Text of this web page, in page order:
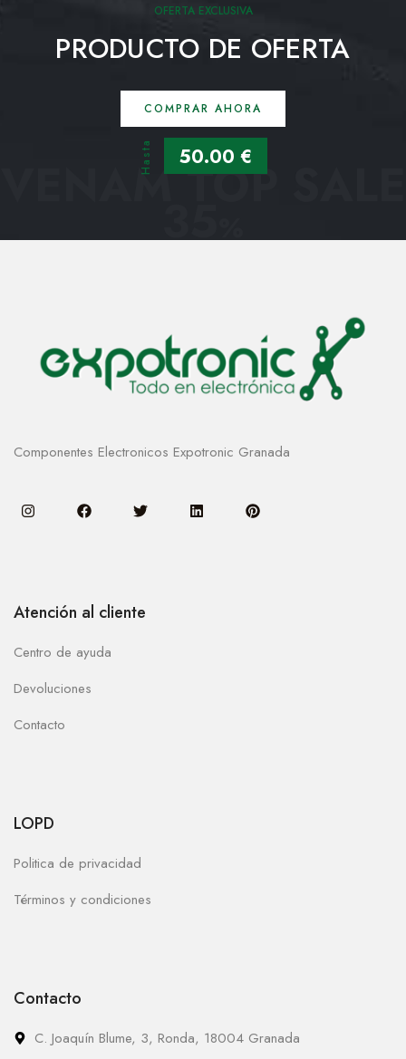
OFERTA EXCLUSIVA
PRODUCTO DE OFERTA
COMPRAR AHORA
Hasta 50.00 €
VENAM TOP SALE
35
Componentes Electronicos Expotronic Granada
Atención al cliente
Centro de ayuda
Devoluciones
Contacto
LOPD
Politica de privacidad
Términos y condiciones
Contacto
C. Joaquín Blume, 3, Ronda, 18004 Granada